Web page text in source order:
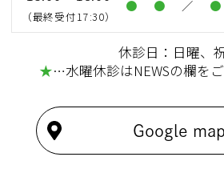
（最終受付17:30）
● ● ／ ●
休診日：日曜、
★…水曜休診はNEWSの欄を
Google map